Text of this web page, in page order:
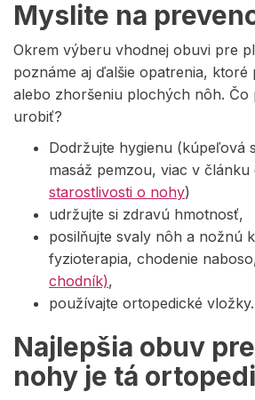
Myslite na
Okrem výberu vhodnej obuvi pre
poznáme aj ďalšie opatrenia, ktoré
alebo zhoršeniu plochých nôh. Čo
urobiť?
Dodržujte hygienu (kúpeľová
masáž pemzou, viac v článku
starostlivosti o nohy)
udržujte si zdravú hmotnosť,
posilňujte svaly nôh a nožnú
fyzioterapia, chodenie
chodník),
používajte ortopedické vložky.
Najlepšia obuv
nohy je tá